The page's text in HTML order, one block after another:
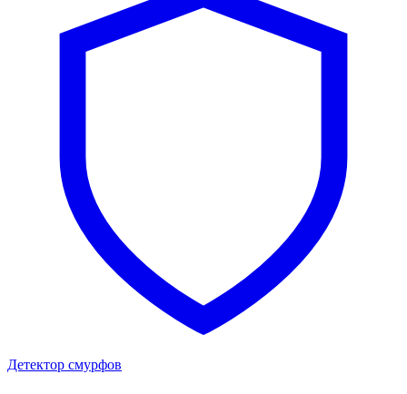
Детектор смурфов